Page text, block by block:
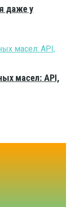
даже у
масел: API,